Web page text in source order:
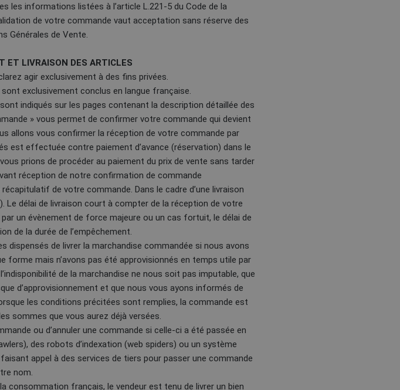
les informations listées à l’article L.221-5 du Code de la
de votre commande vaut acceptation sans réserve des
Générales de Vente.
ET LIVRAISON DES ARTICLES
agir exclusivement à des fins privées.
exclusivement conclus en langue française.
indiqués sur les pages contenant la description détaillée des
» vous permet de confirmer votre commande qui devient
allons vous confirmer la réception de votre commande par
est effectuée contre paiement d’avance (réservation) dans le
prions de procéder au paiement du prix de vente sans tarder
réception de notre confirmation de commande
de votre commande. Dans le cadre d’une livraison
délai de livraison court à compter de la réception de votre
un évènement de force majeure ou un cas fortuit, le délai de
de la durée de l’empêchement.
de livrer la marchandise commandée si nous avons
forme mais n’avons pas été approvisionnés en temps utile par
de la marchandise ne nous soit pas imputable, que
d’approvisionnement et que nous vous ayons informés de
les conditions précitées sont remplies, la commande est
sommes que vous aurez déjà versées.
ou d’annuler une commande si celle-ci a été passée en
des robots d’indexation (web spiders) ou un système
appel à des services de tiers pour passer une commande
nom.
consommation français, le vendeur est tenu de livrer un bien